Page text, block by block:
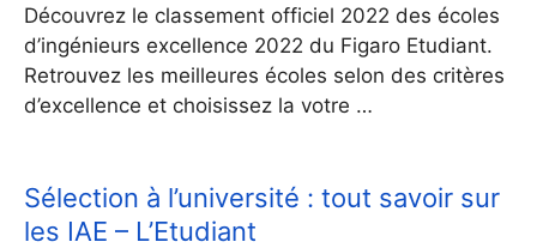
Découvrez le classement officiel 2022 des écoles
d’ingénieurs excellence 2022 du Figaro Etudiant.
Retrouvez les meilleures écoles selon des critères
d’excellence et choisissez la votre …
Sélection à l’université : tout savoir sur
les IAE – L’Etudiant